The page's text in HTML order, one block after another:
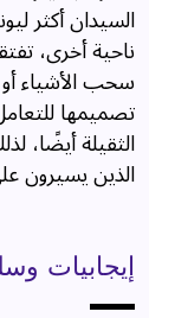
السيدان أكثر
ناحية أخرى،
سحب الأشياء
تصميمها
الثقيلة أيضًا،
الذين يسيرون
إيجابيات